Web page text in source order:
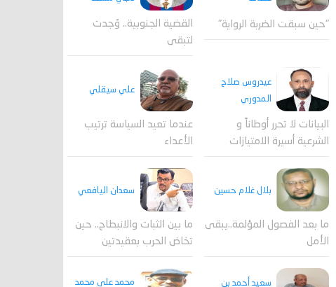
"حين سبقت الضربة الرواية"
القضية الجنوبية.. وُجدت
لتبقى
عيدروس صلاح
المدوري
البيانات لا تحرر أوطاناً و
الشرعية أسيرة الامتيازات
علي سيقلي
عندما تعيد السياسة ترتيب
الأعداء
بلال غلام حسين
ما بعد الفصول المؤلمة..يبقى
الأمل
سعدان اليافعي
ما بين الثبات والانبطاح.. حين
تخاض الحرب بعقيدتين
سعيد أحمد بن
محمد علي محمد